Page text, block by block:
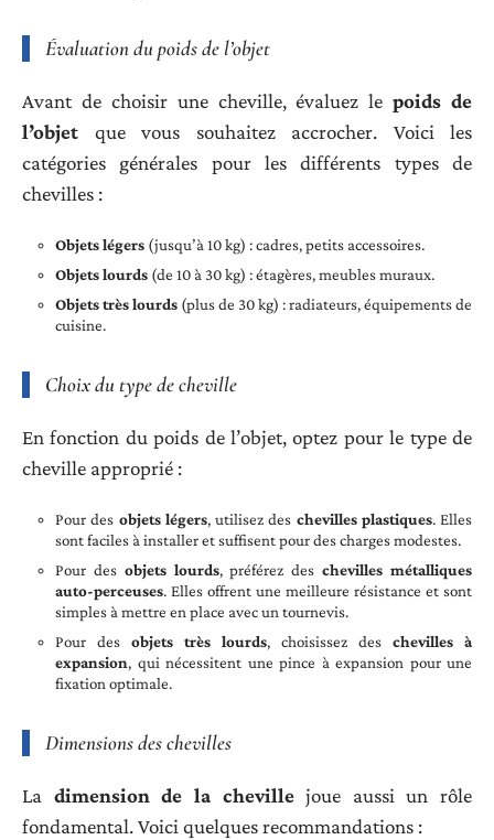
Évaluation du poids de l’objet
Avant de choisir une cheville, évaluez lepoids de
l’objet que vous souhaitez accrocher. Voici les
catégories générales pour les différents types de
chevilles :
Objets légers (jusqu’à 10 kg) : cadres, petits accessoires.
Objets lourds (de 10 à 30 kg) : étagères, meubles muraux.
Objets très lourds (plus de 30 kg) : radiateurs, équipements de
cuisine.
Choix du type de cheville
En fonction du poids de l’objet, optez pour le type de
cheville approprié :
Pour des objets légers, utilisez des chevilles plastiques. Elles
sont faciles à installer et suffisent pour des charges modestes.
Pour des objets lourds, préférez deschevilles métalliques
auto-perceuses. Elles offrent une meilleure résistance et sont
simples à mettre en place avec un tournevis.
Pour des objets très lourds, choisissez des chevilles à
expansion, qui nécessitent une pince à expansion pour une
fixation optimale.
Dimensions des chevilles
La dimension de la chevillejoue aussi un rôle
fondamental. Voici quelques recommandations :